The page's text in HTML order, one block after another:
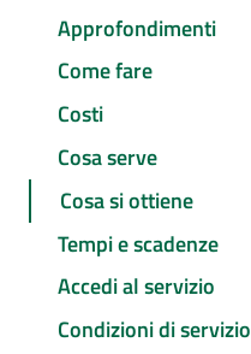
Approfondimenti
Come fare
Costi
Cosa serve
Cosa si ottiene
Tempi e scadenze
Accedi al servizio
Condizioni di servizio